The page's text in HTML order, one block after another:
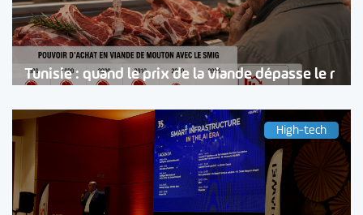
Tunisie : quand le prix de la viande dépasse le r
High-tech